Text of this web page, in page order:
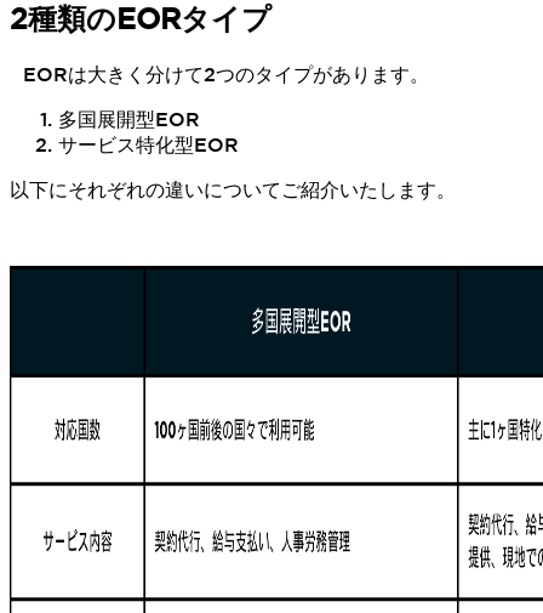
2種類のEORタイプ
EORは大きく分けて2つのタイプがあります。
多国展開型EOR
サービス特化型EOR
以下にそれぞれの違いについてご紹介いたします。